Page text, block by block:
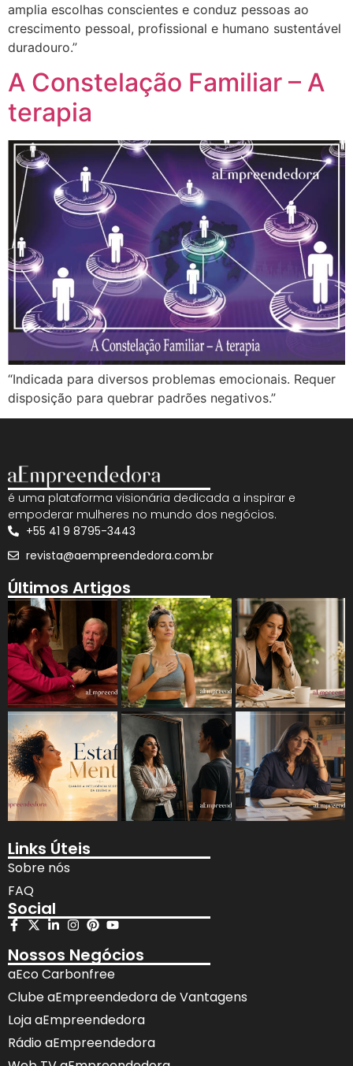
amplia escolhas conscientes e conduz pessoas ao
crescimento pessoal, profissional e humano sustentável
duradouro.”
A Constelação Familiar – A
terapia
“Indicada para diversos problemas emocionais. Requer
disposição para quebrar padrões negativos.”
é uma plataforma visionária dedicada a inspirar e
empoderar mulheres no mundo dos negócios.
+55 41 9 8795-3443
revista@aempreendedora.com.br
Últimos Artigos
Links Úteis
Sobre nós
FAQ
Social
Nossos Negócios
aEco Carbonfree
Clube aEmpreendedora de Vantagens
Loja aEmpreendedora
Rádio aEmpreendedora